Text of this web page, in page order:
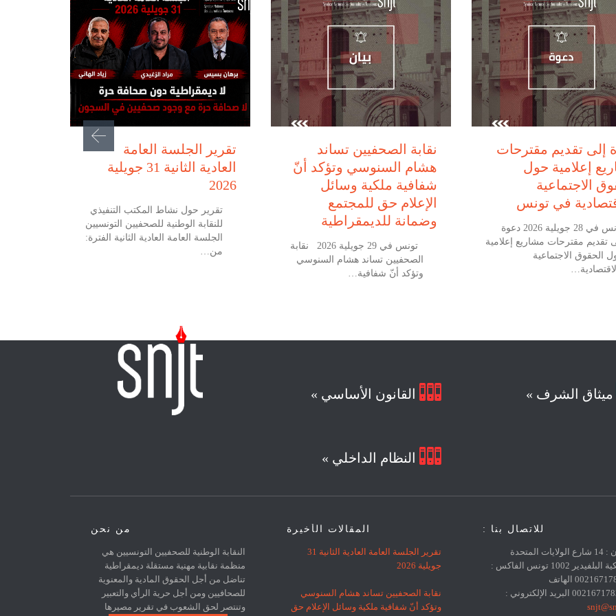
تقرير الجلسة العامة
العادية الثانية 31 جويلية
2026
تقرير حول نشاط المكتب التنفيذي
للنقابة الوطنية للصحفيين التونسيين
الجلسة العامة العادية الثانية الفترة:
من…
نقابة الصحفيين تساند
هشام السنوسي وتؤكد أنّ
شفافية ملكية وسائل
الإعلام حق للمجتمع
وضمانة للديمقراطية
تونس في 29 جويلية 2026 نقابة
الصحفيين تساند هشام السنوسي
وتؤكد أنّ شفافية…
إلى تقديم مقترحات
إعلامية حول
الاجتماعية
في تونس
تونس في 28 جويلية 2026 دعوة
تقديم مقترحات مشاريع إعلامية
الحقوق الاجتماعية
 القانون الأساسي »
 النظام الداخلي »
ميثاق الشرف »
من نحن
النقابة الوطنية للصحفيين التونسيين هي
منظمة نقابية مهنية مستقلة ديمقراطية
تناضل من أجل الحقوق المادية والمعنوية
للصحافيين ومن أجل حرية الرأي والتعبير
وتنتصر لحق الشعوب في تقرير مصيرها
المقالات الأخيرة
تقرير الجلسة العامة العادية الثانية 31
جويلية 2026
نقابة الصحفيين تساند هشام السنوسي
وتؤكد أنّ شفافية ملكية وسائل الإعلام حق
للاتصال بنا :
العنوان : 14 شارع الولايات المتحدة
الأمريكية البلفيدير 1002 تونس الفاكس :
0021671783383 الهاتف